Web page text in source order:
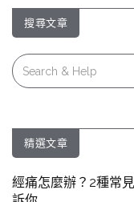
搜尋文章
Search
for:
精選文章
經痛怎麼辦？2種常